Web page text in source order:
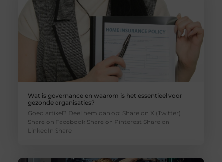
Wat is governance en waarom is het essentieel voor
gezonde organisaties?
Goed artikel? Deel hem dan op: Share on X (Twitter)
Share on Facebook Share on Pinterest Share on
LinkedIn Share